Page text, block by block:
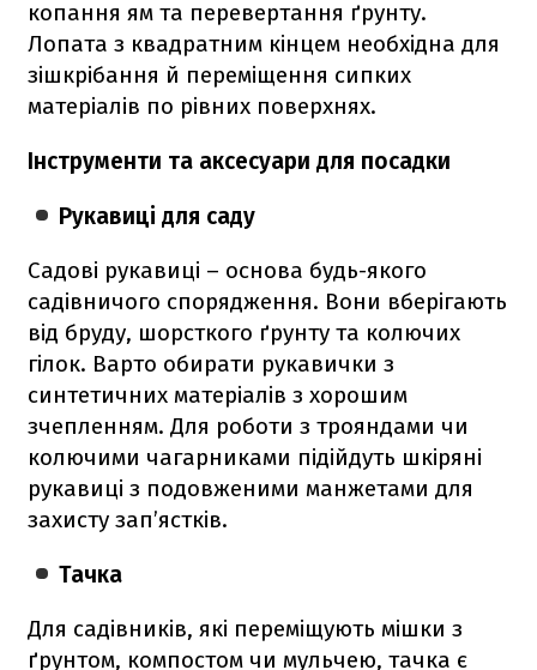
копання ям та перевертання ґрунту.
Лопата з квадратним кінцем необхідна для
зішкрібання й переміщення сипких
матеріалів по рівних поверхнях.
Інструменти та аксесуари для посадки
Рукавиці для саду
Садові рукавиці – основа будь-якого
садівничого спорядження. Вони вберігають
від бруду, шорсткого ґрунту та колючих
гілок. Варто обирати рукавички з
синтетичних матеріалів з хорошим
зчепленням. Для роботи з трояндами чи
колючими чагарниками підійдуть шкіряні
рукавиці з подовженими манжетами для
захисту зап’ястків.
Тачка
Для садівників, які переміщують мішки з
ґрунтом, компостом чи мульчею, тачка є